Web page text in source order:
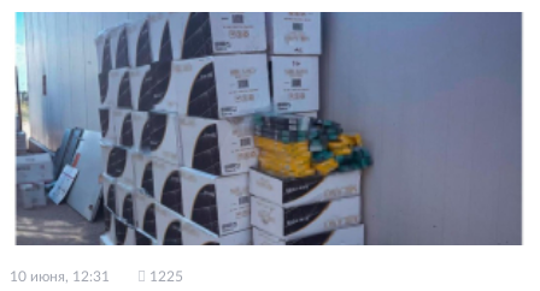
10 июня, 12:31 1225